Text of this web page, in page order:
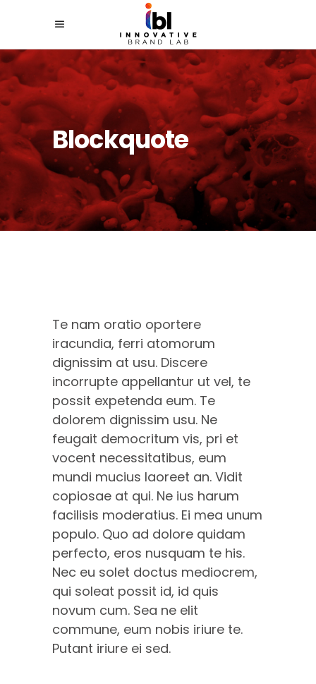
Blockquote
Te nam oratio oportere
iracundia, ferri atomorum
dignissim at usu. Discere
incorrupte appellantur ut vel, te
possit expetenda eum. Te
dolorem dignissim usu. Ne
feugait democritum vis, pri et
vocent necessitatibus, eum
mundi mucius laoreet an. Vidit
copiosae at qui. Ne ius harum
facilisis moderatius. Ei mea unum
populo. Quo ad dolore quidam
perfecto, eros nusquam te his.
Nec eu solet doctus mediocrem,
qui soleat possit id, id quis
novum cum. Sea ne elit
commune, eum nobis iriure te.
Putant iriure ei sed.